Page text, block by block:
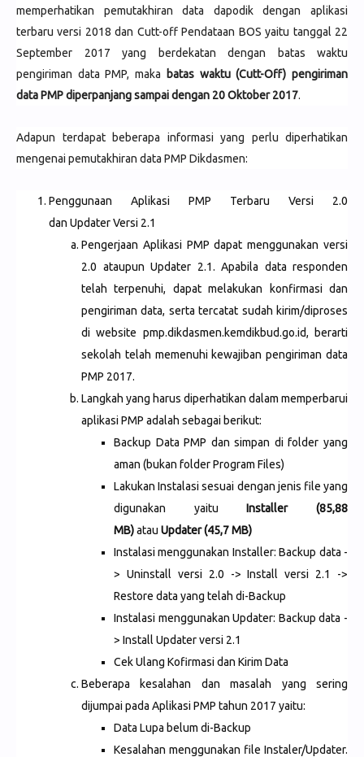
memperhatikan pemutakhiran data dapodik dengan aplikasi
terbaru versi 2018 dan Cutt-off Pendataan BOS yaitu tanggal 22
September 2017 yang berdekatan dengan batas waktu
pengiriman data PMP, maka
batas waktu (Cutt-Off) pengiriman
data PMP diperpanjang sampai dengan 20 Oktober 2017.
Adapun terdapat beberapa informasi yang perlu diperhatikan
mengenai pemutakhiran data PMP Dikdasmen:
Penggunaan Aplikasi PMP Terbaru Versi 2.0
dan Updater Versi 2.1
Pengerjaan Aplikasi PMP dapat menggunakan versi
2.0 ataupun Updater 2.1. Apabila data responden
telah terpenuhi, dapat melakukan konfirmasi dan
pengiriman data, serta tercatat sudah kirim/diproses
di website pmp.dikdasmen.kemdikbud.go.id, berarti
sekolah telah memenuhi kewajiban pengiriman data
PMP 2017.
Langkah yang harus diperhatikan dalam memperbarui
aplikasi PMP adalah sebagai berikut:
Backup Data PMP dan simpan di folder yang
aman (bukan folder Program Files)
Lakukan Instalasi sesuai dengan jenis file yang
digunakan yaituInstaller (85,88
MB)atau Updater (45,7 MB)
Instalasi menggunakan Installer: Backup data -
> Uninstall versi 2.0 -> Install versi 2.1 ->
Restore data yang telah di-Backup
Instalasi menggunakan Updater: Backup data -
> Install Updater versi 2.1
Cek Ulang Kofirmasi dan Kirim Data
Beberapa kesalahan dan masalah yang sering
dijumpai pada Aplikasi PMP tahun 2017 yaitu:
Data Lupa belum di-Backup
Kesalahan menggunakan file Instaler/Updater.